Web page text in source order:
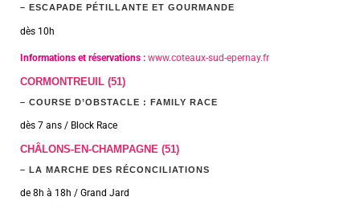
– ESCAPADE PÉTILLANTE ET GOURMANDE
dès 10h
Informations et réservations : www.coteaux-sud-epernay.fr
CORMONTREUIL (51)
– COURSE D’OBSTACLE : FAMILY RACE
dès 7 ans / Block Race
CHÂLONS-EN-CHAMPAGNE (51)
– LA MARCHE DES RÉCONCILIATIONS
de 8h à 18h / Grand Jard